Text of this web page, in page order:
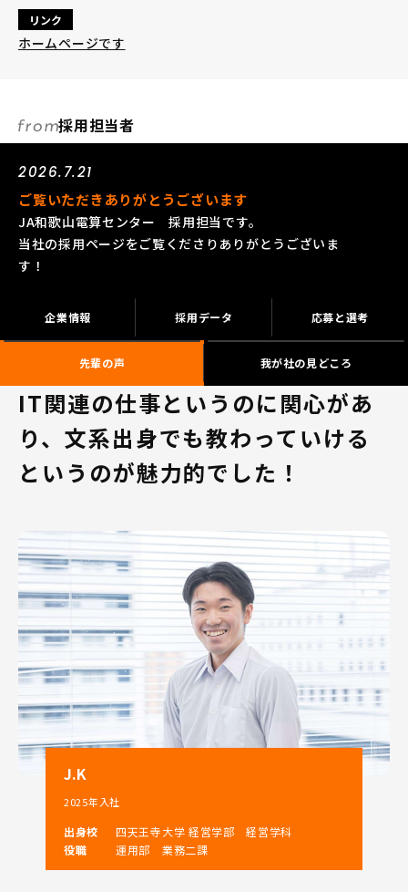
リンク
ホームページです
採用担当者
2026.7.21
ご覧いただきありがとうございます
JA和歌山電算センター 採用担当です。
当社の採用ページをご覧くださりありがとうございま
す！
企業情報 採用データ 応募と選考
先輩の声 我が社の見どころ
IT関連の仕事というのに関心があ
り、文系出身でも教わっていける
というのが魅力的でした！
J.K
2025年入社
出身校
四天王寺大学 経営学部 経営学科
役職
運用部 業務二課